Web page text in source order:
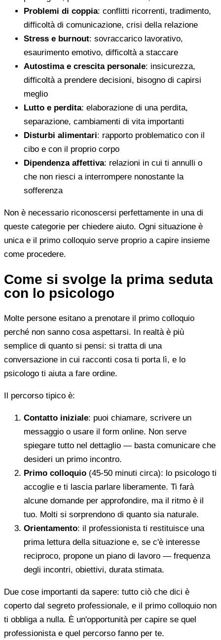
Problemi di coppia: conflitti ricorrenti, tradimento,
difficoltà di comunicazione, crisi della relazione
Stress e burnout: sovraccarico lavorativo,
esaurimento emotivo, difficoltà a staccare
Autostima e crescita personale: insicurezza,
difficoltà a prendere decisioni, bisogno di capirsi
meglio
Lutto e perdita: elaborazione di una perdita,
separazione, cambiamenti di vita importanti
Disturbi alimentari: rapporto problematico con il
cibo e con il proprio corpo
Dipendenza affettiva: relazioni in cui ti annulli o
che non riesci a interrompere nonostante la
sofferenza
Non è necessario riconoscersi perfettamente in una di
queste categorie per chiedere aiuto. Ogni situazione è
unica e il primo colloquio serve proprio a capire insieme
come procedere.
Come si svolge la prima seduta
con lo psicologo
Molte persone esitano a prenotare il primo colloquio
perché non sanno cosa aspettarsi. In realtà è più
semplice di quanto si pensi: si tratta di una
conversazione in cui racconti cosa ti porta lì, e lo
psicologo ti aiuta a fare ordine.
Il percorso tipico è:
Contatto iniziale: puoi chiamare, scrivere un
messaggio o usare il form online. Non serve
spiegare tutto nel dettaglio — basta comunicare che
desideri un primo incontro.
Primo colloquio (45-50 minuti circa): lo psicologo ti
accoglie e ti lascia parlare liberamente. Ti farà
alcune domande per approfondire, ma il ritmo è il
tuo. Molti si sorprendono di quanto sia naturale.
Orientamento: il professionista ti restituisce una
prima lettura della situazione e, se c'è interesse
reciproco, propone un piano di lavoro — frequenza
degli incontri, obiettivi, durata stimata.
Due cose importanti da sapere: tutto ciò che dici è
coperto dal segreto professionale, e il primo colloquio non
ti obbliga a nulla. È un'opportunità per capire se quel
professionista e quel percorso fanno per te.